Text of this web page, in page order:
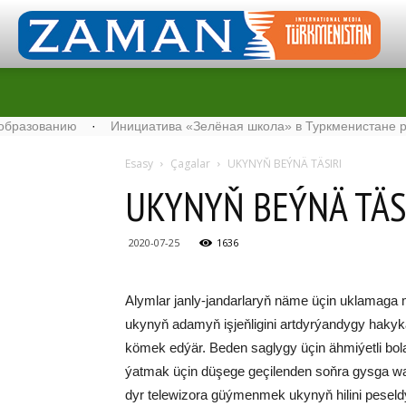
· Инициатива «Зелёная школа» в Туркменистане
Esasy Çagalar UKY­NYŇ BEÝ­NÄ TÄ­SI­RI
UKY­NYŇ BEÝ­NÄ
2020-07-25 1636
Alym­lar jan­ly-jan­dar­la­ryň nä­me üçin
uky­nyň ada­myň iş­jeň­li­gi­ni art­dyr­ýan­dy­gy
kö­mek ed­ýär. Be­den sag­ly­gy üçin äh­mi­ýet­li
ýat­mak üçin dü­şe­ge ge­çi­len­den soň­ra gys­ga
dyr te­le­wi­zo­ra güý­men­mek uky­nyň hi­li­ni